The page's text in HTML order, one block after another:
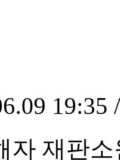
19:35
자 재판